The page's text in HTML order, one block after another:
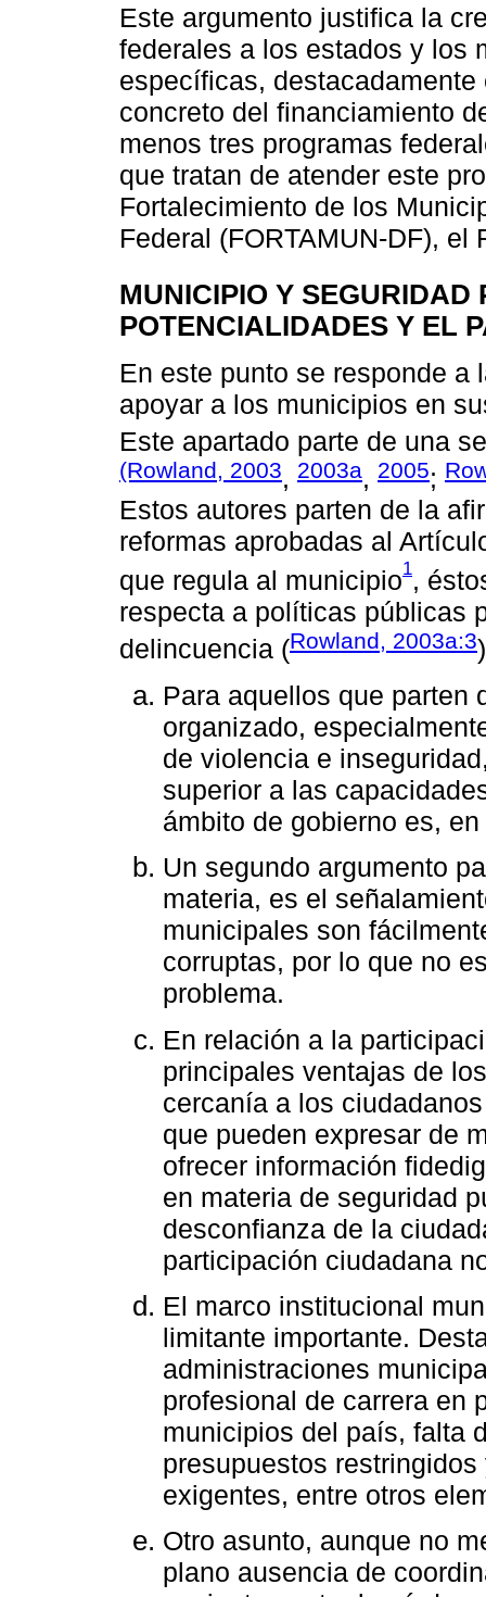
Este argumento justifica la
federales a los estados y los
específicas,
concreto del financiamiento
menos tres programas
que tratan de atender este
Fortalecimiento de los
Federal (FORTAMUN-DF), el
MUNICIPIO Y
POTENCIALIDADES Y EL
En este punto se responde a
apoyar a los municipios en
Este apartado parte de una
(Rowland, 2003, 2003a, 2005;
Estos autores parten de la
reformas aprobadas al
que regula al municipio1,
respecta a políticas públicas
delincuencia (Rowland, 2003a:3
Para aquellos que parten
organizado,
de violencia e
superior a las
ámbito de gobierno es,
Un segundo argumento
materia, es el
municipales son
corruptas, por lo que no
problema.
En relación a la
principales ventajas de
cercanía a los
que pueden expresar de
ofrecer información
en materia de seguridad
desconfianza de la
participación ciudadana
El marco institucional
limitante importante.
administraciones
profesional de carrera en
municipios del país, falta
presupuestos
exigentes, entre otros
Otro asunto, aunque no
plano ausencia de